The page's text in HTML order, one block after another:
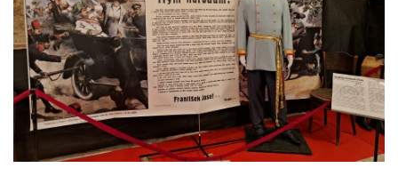
KE STAŽENÍ
PÍŠÍ O NÁS
EXKURZE PRAVĚKEM